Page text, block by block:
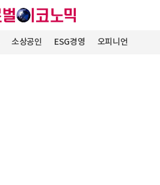
소상공인 ESG경영 오피니언